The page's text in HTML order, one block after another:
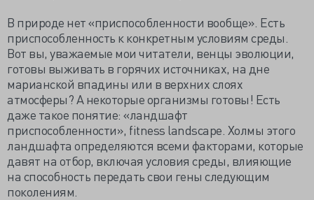
В природе нет «приспособленности вообще». Есть
приспособленность к конкретным условиям среды.
Вот вы, уважаемые мои читатели, венцы эволюции,
готовы выживать в горячих источниках, на дне
марианской впадины или в верхних слоях
атмосферы? А некоторые организмы готовы! Есть
даже такое понятие: «ландшафт
приспособленности», fitness landscape. Холмы этого
ландшафта определяются всеми факторами, которые
давят на отбор, включая условия среды, влияющие
на способность передать свои гены следующим
поколениям.